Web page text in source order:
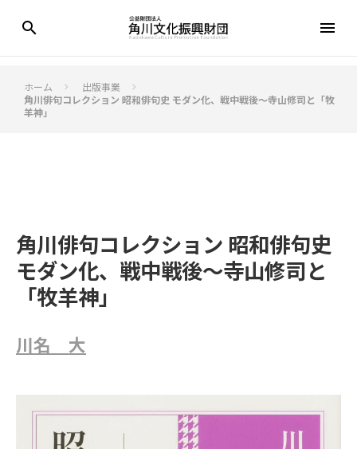
search menu
ホーム keyboard_arrow_right 出版事業 keyboard_arrow_right
角川俳句コレクション 昭和俳句史 モダン化、戦中戦後～寺山修司と「牧
羊神」
角川俳句コレクション 昭和俳句史
モダン化、戦中戦後～寺山修司と
「牧羊神」
川名 大